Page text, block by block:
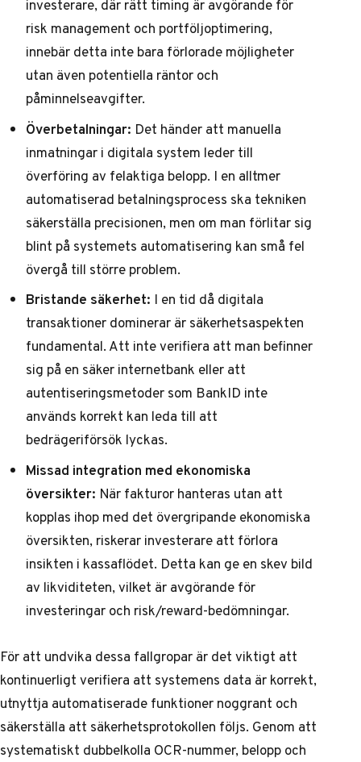
investerare, där rätt timing är avgörande för
risk management och portföljoptimering,
innebär detta inte bara förlorade möjligheter
utan även potentiella räntor och
påminnelseavgifter.
Överbetalningar: Det händer att manuella
inmatningar i digitala system leder till
överföring av felaktiga belopp. I en alltmer
automatiserad betalningsprocess ska tekniken
säkerställa precisionen, men om man förlitar sig
blint på systemets automatisering kan små fel
övergå till större problem.
Bristande säkerhet: I en tid då digitala
transaktioner dominerar är säkerhetsaspekten
fundamental. Att inte verifiera att man befinner
sig på en säker internetbank eller att
autentiseringsmetoder som BankID inte
används korrekt kan leda till att
bedrägeriförsök lyckas.
Missad integration med ekonomiska
översikter: När fakturor hanteras utan att
kopplas ihop med det övergripande ekonomiska
översikten, riskerar investerare att förlora
insikten i kassaflödet. Detta kan ge en skev bild
av likviditeten, vilket är avgörande för
investeringar och risk/reward-bedömningar.
För att undvika dessa fallgropar är det viktigt att
kontinuerligt verifiera att systemens data är korrekt,
utnyttja automatiserade funktioner noggrant och
säkerställa att säkerhetsprotokollen följs. Genom att
systematiskt dubbelkolla OCR-nummer, belopp och